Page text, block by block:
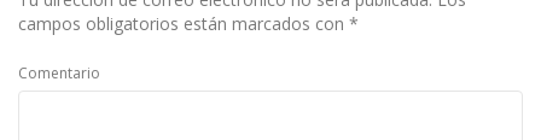
campos obligatorios están marcados con *
Comentario